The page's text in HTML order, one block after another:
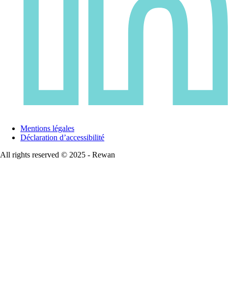
Mentions légales
Déclaration d’accessibilité
All rights reserved © 2025 - Rewan